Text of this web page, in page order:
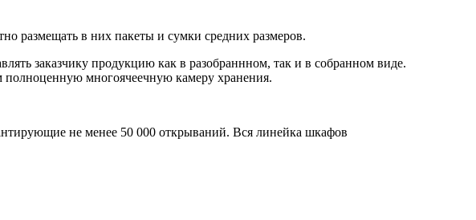
размещать в них пакеты и сумки средних размеров.
заказчику продукцию как в разобраннном, так и в собранном виде.
многоячеечную камеру хранения.
не менее 50 000 открываний. Вся линейка шкафов